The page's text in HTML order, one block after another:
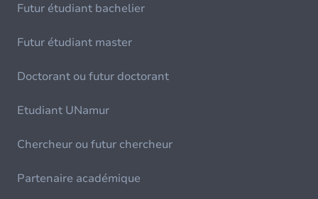
Futur étudiant bachelier
Futur étudiant master
Doctorant ou futur doctorant
Etudiant UNamur
Chercheur ou futur chercheur
Partenaire académique